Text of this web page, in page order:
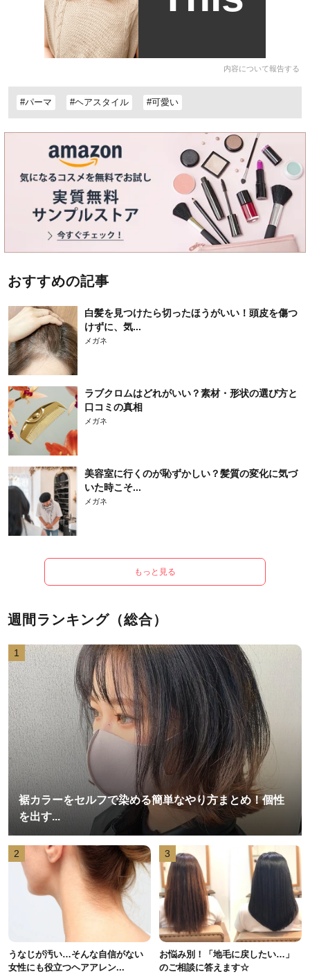
内容について報告する
#パーマ #ヘアスタイル #可愛い
おすすめの記事
白髪を見つけたら切ったほうがいい！頭皮を傷つ
けずに、気...
メガネ
ラブクロムはどれがいい？素材・形状の選び方と
口コミの真相
メガネ
美容室に行くのが恥ずかしい？髪質の変化に気づ
いた時こそ...
メガネ
もっと見る
週間ランキング（総合）
1
裾カラーをセルフで染める簡単なやり方まとめ！個性
を出す...
2
うなじが汚い…そんな自信がない
女性にも役立つヘアアレン...
3
お悩み別！「地毛に戻したい…」
のご相談に答えます☆